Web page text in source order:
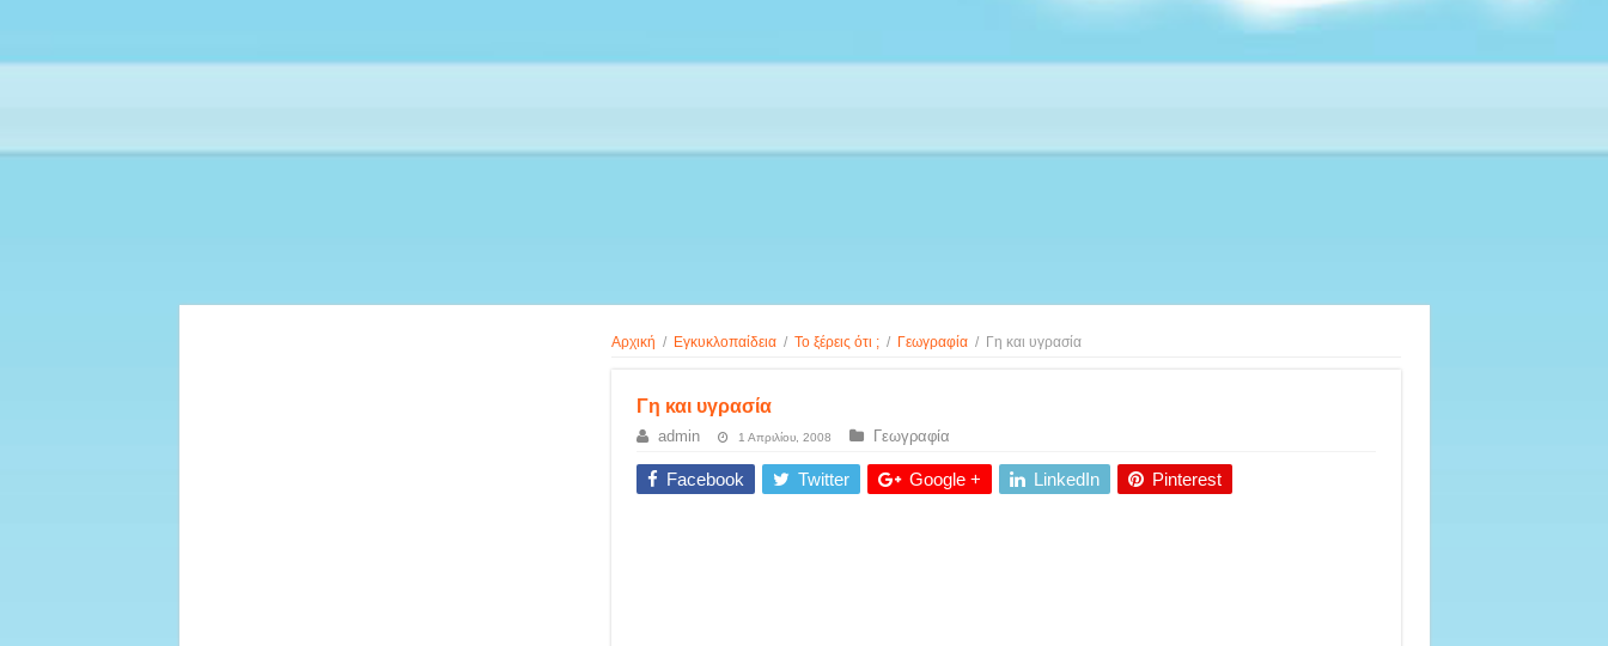
Αρχική / Εγκυκλοπαίδεια / Το ξέρεις ότι ; / Γεωγραφία / Γη και υγρασία
Γη και υγρασία
admin 1 Απριλίου, 2008 Γεωγραφία
Facebook Twitter Google + LinkedIn Pinterest